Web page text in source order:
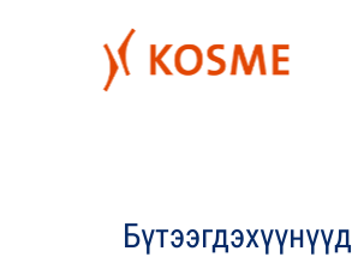
Бүтээгдэхүүнүүд